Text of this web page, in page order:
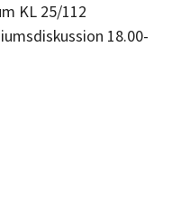
KL 25/112
18.00-